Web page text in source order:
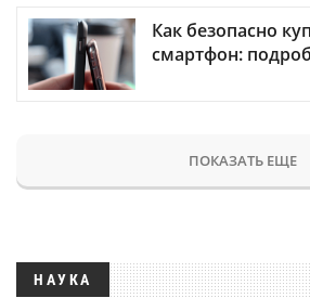
Как безопасно
смартфон:
ПОКАЗАТЬ ЕЩЕ
НАУКА